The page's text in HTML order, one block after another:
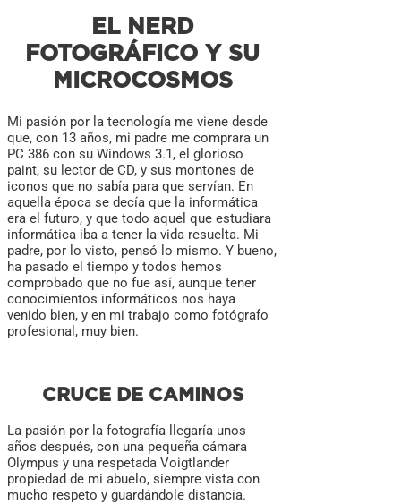
EL NERD
FOTOGRÁFICO Y SU
MICROCOSMOS
Mi pasión por la tecnología me viene desde
que, con 13 años, mi padre me comprara un
PC 386 con su Windows 3.1, el glorioso
paint, su lector de CD, y sus montones de
iconos que no sabía para que servían. En
aquella época se decía que la informática
era el futuro, y que todo aquel que estudiara
informática iba a tener la vida resuelta. Mi
padre, por lo visto, pensó lo mismo. Y bueno,
ha pasado el tiempo y todos hemos
comprobado que no fue así, aunque tener
conocimientos informáticos nos haya
venido bien, y en mi trabajo como fotógrafo
profesional, muy bien.
CRUCE DE CAMINOS
La pasión por la fotografía llegaría unos
años después, con una pequeña cámara
Olympus y una respetada Voigtlander
propiedad de mi abuelo, siempre vista con
mucho respeto y guardándole distancia.